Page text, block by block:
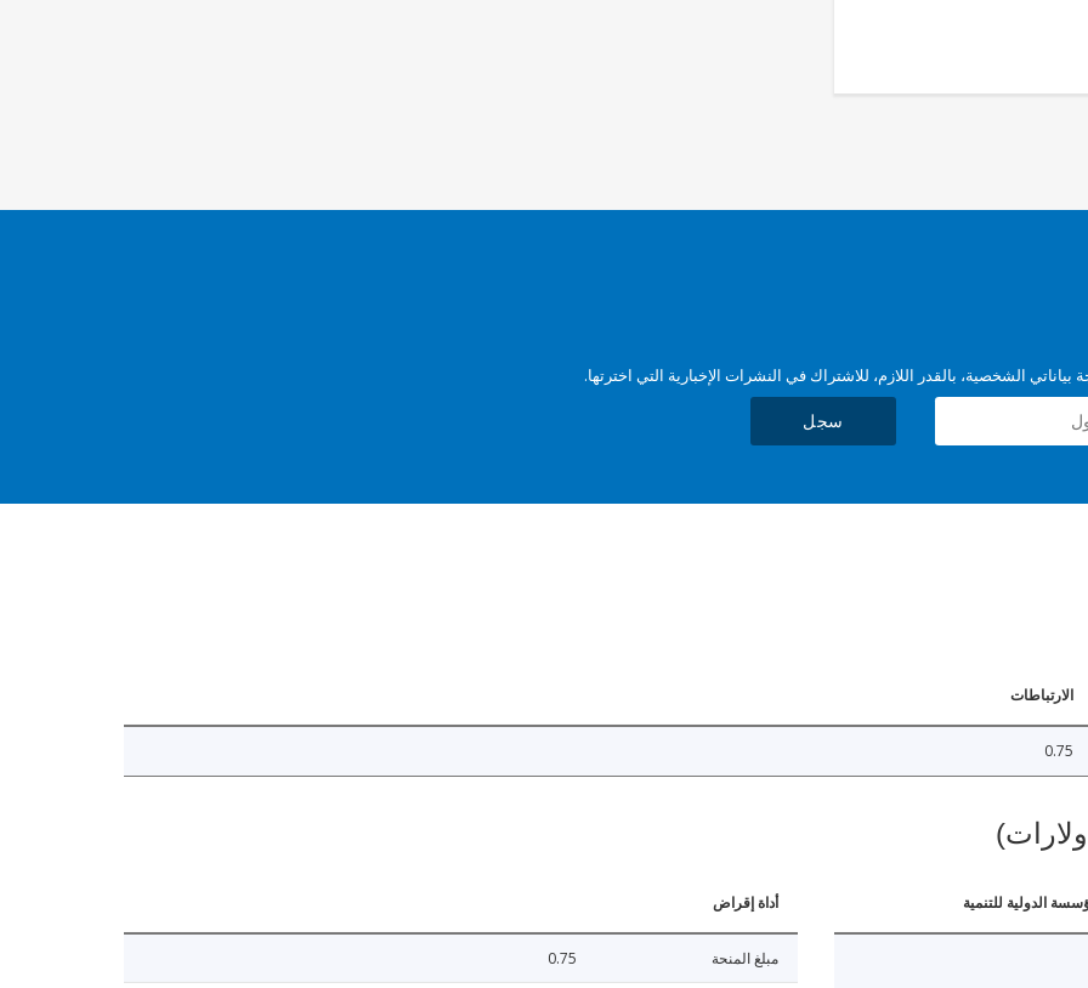
الشخصية، بالقدر اللازم، للاشتراك في النشرات الإخبارية التي اخترتها.
سجل
الارتباطات
0.75
الدولية للتنمية أداة إقراض
مبلغ المنحة 0.75